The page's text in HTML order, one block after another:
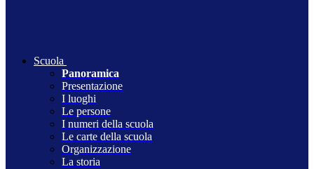
Scuola
Panoramica
Presentazione
I luoghi
Le persone
I numeri della scuola
Le carte della scuola
Organizzazione
La storia